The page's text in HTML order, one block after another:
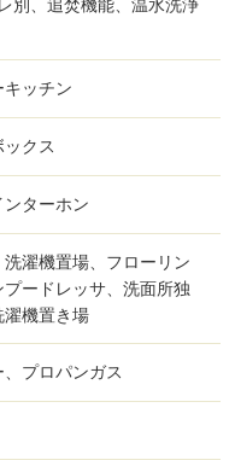
別、追焚機能、温水洗浄
キッチン
クス
ンターホン
洗濯機置場、フローリン
プードレッサ、洗面所独
濯機置き場
プロパンガス